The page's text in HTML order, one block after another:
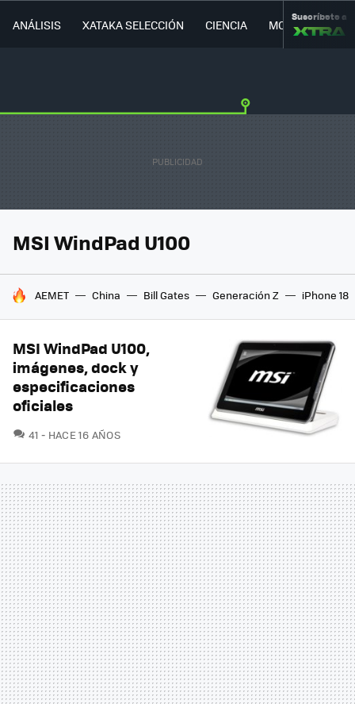
ANÁLISIS XATAKA SELECCIÓN CIENCIA MOVILIDAD
Suscríbete a
MSI WindPad U100
HOY SE HABLA DE
AEMET China Bill Gates Generación Z iPhone 18
MSI WindPad U100,
imágenes, dock y
especificaciones
oficiales
41 COMENTARIOS
HACE 16 AÑOS